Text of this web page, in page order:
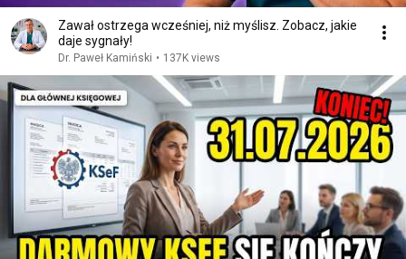
Zawał ostrzega wcześniej, niż myślisz. Zobacz, jakie
daje sygnały!
Dr. Paweł Kamiński • 137K views